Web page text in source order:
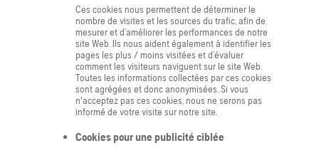
Ces cookies nous permettent de déterminer le
nombre de visites et les sources du trafic, afin de
mesurer et d’améliorer les performances de notre
site Web. Ils nous aident également à identifier les
pages les plus / moins visitées et d’évaluer
comment les visiteurs naviguent sur le site Web.
Toutes les informations collectées par ces cookies
sont agrégées et donc anonymisées. Si vous
n'acceptez pas ces cookies, nous ne serons pas
informé de votre visite sur notre site.
Cookies pour une publicité ciblée